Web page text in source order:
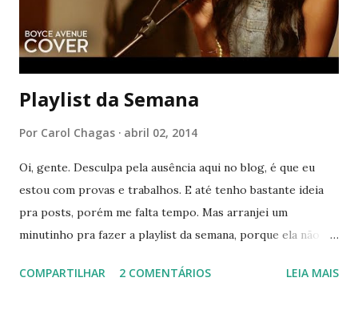
High Hopes KT Tunstall - Suddenly I See Beyoncé - Crazy
in Love ...
Playlist da Semana
Por Carol Chagas abril 02, 2014
Oi, gente. Desculpa pela ausência aqui no blog, é que eu
estou com provas e trabalhos. E até tenho bastante ideia
pra posts, porém me falta tempo. Mas arranjei um
minutinho pra fazer a playlist da semana, porque ela não
vocês, mas eu sempre estudo com música, é como se
COMPARTILHAR 2 COMENTÁRIOS LEIA MAIS